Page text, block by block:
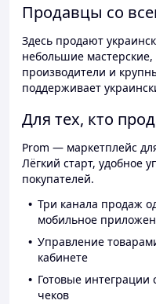
Продавцы со
Здесь продают
небольшие
производители и
поддерживает
Для тех, кто
Prom — маркетплейс
Лёгкий старт, удобное
покупателей.
Три канала продаж
мобильное
Управление
кабинете
Готовые интеграции
чеков